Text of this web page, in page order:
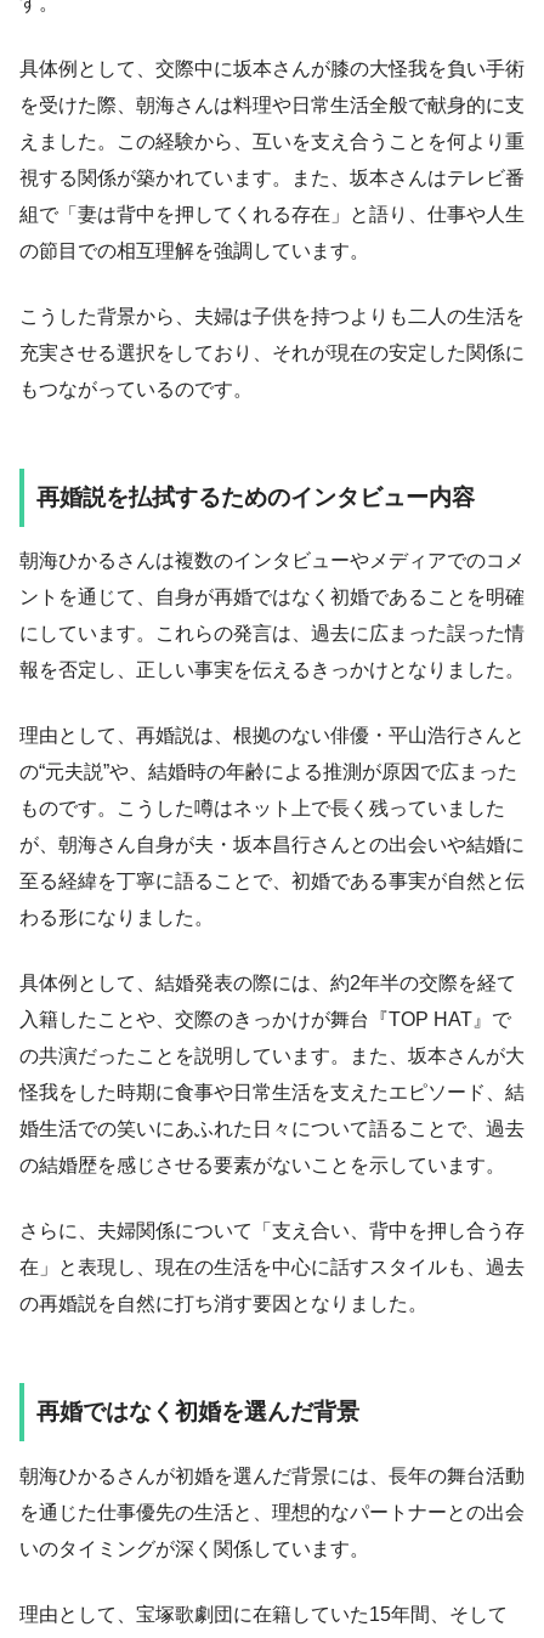
具体例として、交際中に坂本さんが膝の大怪我を負い手術
を受けた際、朝海さんは料理や日常生活全般で献身的に支
えました。この経験から、互いを支え合うことを何より重
視する関係が築かれています。また、坂本さんはテレビ番
組で「妻は背中を押してくれる存在」と語り、仕事や人生
の節目での相互理解を強調しています。
こうした背景から、夫婦は子供を持つよりも二人の生活を
充実させる選択をしており、それが現在の安定した関係に
もつながっているのです。
再婚説を払拭するためのインタビュー内容
朝海ひかるさんは複数のインタビューやメディアでのコメ
ントを通じて、自身が再婚ではなく初婚であることを明確
にしています。これらの発言は、過去に広まった誤った情
報を否定し、正しい事実を伝えるきっかけとなりました。
理由として、再婚説は、根拠のない俳優・平山浩行さんと
の“元夫説”や、結婚時の年齢による推測が原因で広まった
ものです。こうした噂はネット上で長く残っていました
が、朝海さん自身が夫・坂本昌行さんとの出会いや結婚に
至る経緯を丁寧に語ることで、初婚である事実が自然と伝
わる形になりました。
具体例として、結婚発表の際には、約2年半の交際を経て
入籍したことや、交際のきっかけが舞台『TOP HAT』で
の共演だったことを説明しています。また、坂本さんが大
怪我をした時期に食事や日常生活を支えたエピソード、結
婚生活での笑いにあふれた日々について語ることで、過去
の結婚歴を感じさせる要素がないことを示しています。
さらに、夫婦関係について「支え合い、背中を押し合う存
在」と表現し、現在の生活を中心に話すスタイルも、過去
の再婚説を自然に打ち消す要因となりました。
再婚ではなく初婚を選んだ背景
朝海ひかるさんが初婚を選んだ背景には、長年の舞台活動
を通じた仕事優先の生活と、理想的なパートナーとの出会
いのタイミングが深く関係しています。
理由として、宝塚歌劇団に在籍していた15年間、そして